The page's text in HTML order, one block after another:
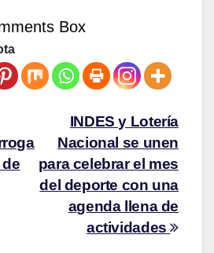
Box
INDES y Lotería
Nacional se unen
para celebrar el mes
del deporte con una
agenda llena de
actividades